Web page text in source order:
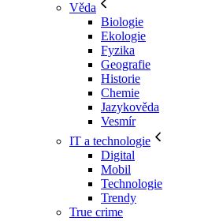
Věda
Biologie
Ekologie
Fyzika
Geografie
Historie
Chemie
Jazykověda
Vesmír
IT a technologie
Digital
Mobil
Technologie
Trendy
True crime